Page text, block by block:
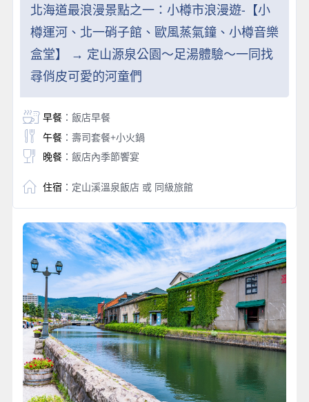
北海道最浪漫景點之一：小樽市浪漫遊-【小
樽運河、北一硝子館、歐風蒸氣鐘、小樽音樂
盒堂】 → 定山源泉公園～足湯體驗～一同找
尋俏皮可愛的河童們
早餐：飯店早餐
午餐：壽司套餐+小火鍋
晚餐：飯店內季節饗宴
住宿 ：定山溪溫泉飯店 或 同級旅館